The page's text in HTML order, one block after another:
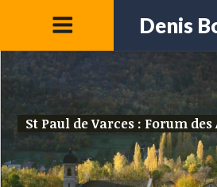
Denis
St Paul de Varces : Forum